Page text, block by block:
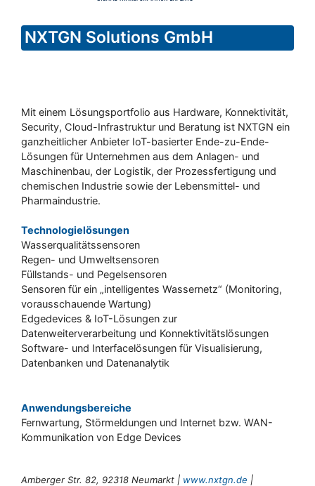
NXTGN Solutions GmbH
Mit einem Lösungsportfolio aus Hardware, Konnektivität,
Security, Cloud-Infrastruktur und Beratung ist NXTGN ein
ganzheitlicher Anbieter IoT-basierter Ende-zu-Ende-
Lösungen für Unternehmen aus dem Anlagen- und
Maschinenbau, der Logistik, der Prozessfertigung und
chemischen Industrie sowie der Lebensmittel- und
Pharmaindustrie.
Technologielösungen
Wasserqualitätssensoren
Regen- und Umweltsensoren
Füllstands- und Pegelsensoren
Sensoren für ein „intelligentes Wassernetz“ (Monitoring,
vorausschauende Wartung)
Edgedevices & IoT-Lösungen zur
Datenweiterverarbeitung und Konnektivitätslösungen
Software- und Interfacelösungen für Visualisierung,
Datenbanken und Datenanalytik
Anwendungsbereiche
Fernwartung, Störmeldungen und Internet bzw. WAN-
Kommunikation von Edge Devices
Amberger Str. 82, 92318 Neumarkt | www.nxtgn.de |